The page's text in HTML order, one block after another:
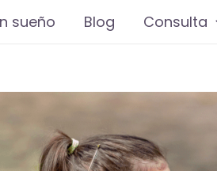
sueño Blog Consulta